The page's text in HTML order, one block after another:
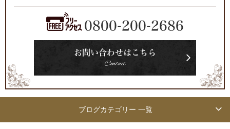
0800-200-2686
お問い合わせはこちら
Contact
ブログカテゴリー 一覧